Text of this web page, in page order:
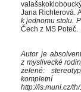
Jana Richterová.
k jednomu stolu.
Čech z MS Poteč.
Autor je
z myslivecké
zelené:
http://is.muni.cz/